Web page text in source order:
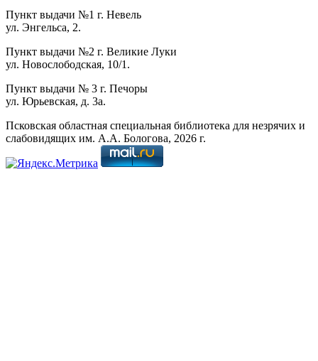
Пункт выдачи №1 г. Невель
ул. Энгельса, 2.
Пункт выдачи №2 г. Великие Луки
ул. Новослободская, 10/1.
Пункт выдачи № 3 г. Печоры
ул. Юрьевская, д. 3а.
Псковская областная специальная библиотека для незрячих и
слабовидящих им. А.А. Бологова, 2026 г.